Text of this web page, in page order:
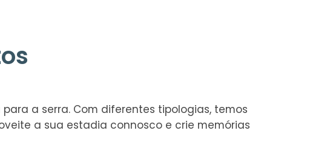
a serra. Com diferentes tipologias, temos
a sua estadia connosco e crie memórias